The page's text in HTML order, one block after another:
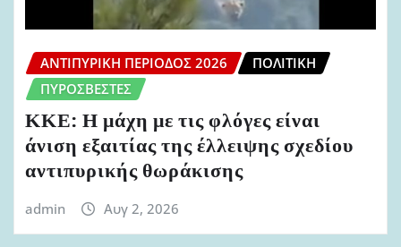
ΑΝΤΙΠΥΡΙΚΉ ΠΕΡΊΟΔΟΣ 2026
ΠΟΛΙΤΙΚΉ
ΠΥΡΟΣΒΈΣΤΕΣ
ΚΚΕ: Η μάχη με τις φλόγες είναι
άνιση εξαιτίας της έλλειψης σχεδίου
αντιπυρικής θωράκισης
admin Αυγ 2, 2026